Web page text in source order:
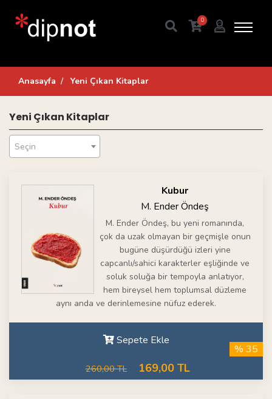
0
Anasayfa Yeni Çıkan Kitaplar
Yeni Çıkan Kitaplar
Seçin
Kubur
M. Ender Öndeş
M. Ender Öndeş, bu yeni romanında,
çok da uzak olmayan bir geçmişle onun
bugüne düşürdüğü izleri yine
capcanlı/sahici karakterler eşliğinde ve
soluk soluğa bir tempoyla anlatıyor,
hem bireysel hem toplumsal düzleme
aynı anda ve derinlemesine nüfuz ederek.
Sepete Ekle
260,00 TL 169,00 TL
% 35